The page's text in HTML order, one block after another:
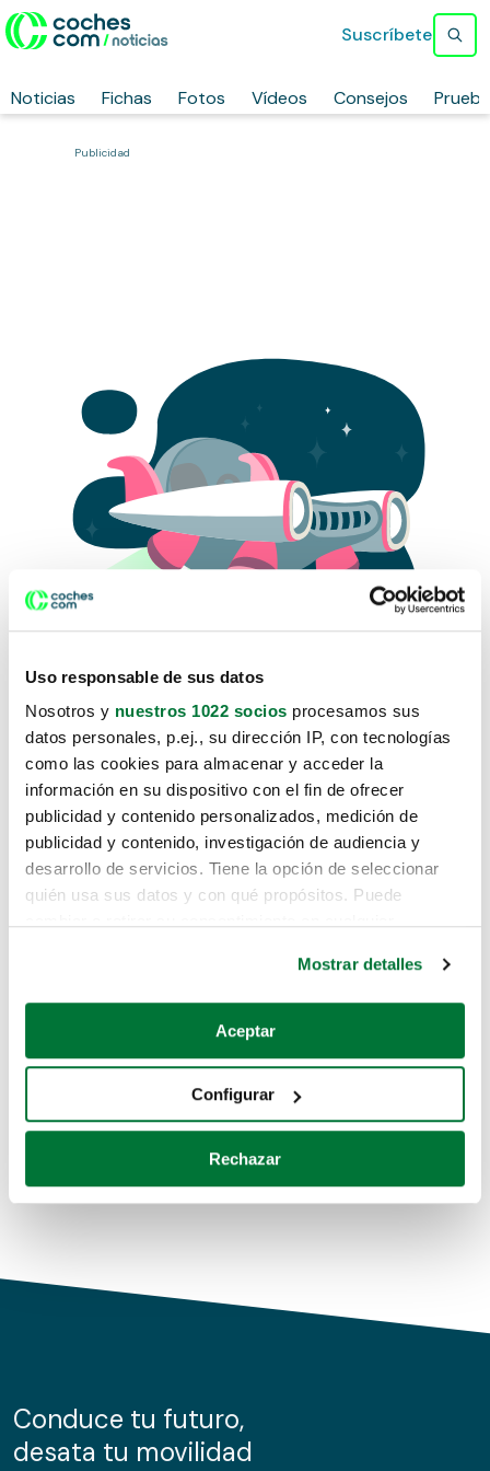
Uso responsable de sus datos
Nosotros y nuestros 1022 socios procesamos sus
datos personales, p.ej., su dirección IP, con tecnologías
como las cookies para almacenar y acceder la
información en su dispositivo con el fin de ofrecer
publicidad y contenido personalizados, medición de
publicidad y contenido, investigación de audiencia y
desarrollo de servicios. Tiene la opción de seleccionar
quién usa sus datos y con qué propósitos. Puede
Si lo permite, también quisiéramos:
Recopilar información sobre su ubicación geográfica
Identificar su dispositivo analizándolo activamente
para buscar características específicas (huellas
Obtenga más información sobre cómo se procesan sus
de cookies.
información sobre el uso que haga del sitio web con
nuestros partners de redes sociales, publicidad y análisis
Mostrar detalles
Aceptar
Configurar
Rechazar
Noticias Fichas Fotos Vídeos Consejos
Suscríbete
Publicidad
Lo sentimos, no sabemos como
te hemos traido hasta aquí.
Pero puedes encontrar el coche que estás
buscando en alguno de estos enlaces:
Coches de segunda mano
Coches de km0
Conduce tu futuro,
desata tu movilidad